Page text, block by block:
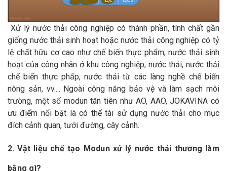
Xử lý nước thải công nghiệp có thành phần, tính chất gần
giống nước thải sinh hoạt hoặc nước thải công nghiệp có tỷ
lệ chất hữu cơ cao như chế biến thực phẩm, nước thải sinh
hoạt của công nhân ở khu công nghiệp, nước thải, nước thải
chế biến thực phấp, nước thải từ các làng nghề chế biến
nông sản, vv.... Ngoài công năng bảo vệ và làm sạch môi
trường, một số modun tân tiên như AO, AAO, JOKAVINA có
ưu điểm nổi bật là có thể tái sử dụng nước thải cho mục
đích cảnh quan, tưới đường, cây cảnh.
2. Vật liệu chế tạo Modun xử lý nước thải thương làm
bằng gì?